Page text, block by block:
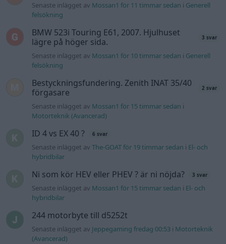
Senaste inlägget av Mossan1 för 11 timmar sedan i Generell
felsökning
BMW 523i Touring E61, 2007. Hjulhuset
lägre på höger sida.
3 svar
Senaste inlägget av Mossan1 för 10 timmar sedan i Generell
felsökning
Bestyckningsfundering. Zenith INAT 35/40
förgasare
2 svar
Senaste inlägget av Mossan1 för 15 timmar sedan i
Motorteknik (Avancerad)
ID 4 vs EX 40 ? 6 svar
Senaste inlägget avThe-GOAT för 19 timmar sedan i El- och
hybridbilar
Ni som kör HEV eller PHEV ? är ni nöjda? 3 svar
Senaste inlägget av Mossan1 för 15 timmar sedan i El- och
hybridbilar
244 motorbyte till d5252t
Senaste inlägget av Jeppegaming fredag 00:53 i Motorteknik
(Avancerad)